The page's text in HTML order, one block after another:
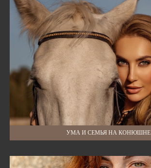
УМА И СЕМЬЯ НА КОНЮШНЕ